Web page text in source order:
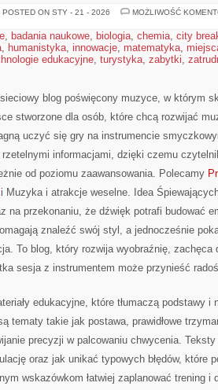
POSTED ON STY - 21 - 2026 MOŻLIWOŚĆ
, badania naukowe, biologia, chemia, city
, humanistyka, innowacje, matematyka,
edukacyjne, turystyka, zabytki,
blog poświęcony muzyce, w którym
stworzone dla osób, które chcą rozwijać
uczyć się gry na instrumencie
informacjami, dzięki czemu
od poziomu zaawansowania. Polecamy
i Muzyka i atrakcje weselne. Idea
na przekonaniu, że dźwięk potrafi budować
znaleźć swój styl, a jednocześnie
To blog, który rozwija wyobraźnię, zachęca
sesja z instrumentem może przynieść
edukacyjne, które tłumaczą podstawy i
tematy takie jak postawa, prawidłowe
precyzji w palcowaniu chwycenia.
oraz jak unikać typowych błędów, które
wskazówkom łatwiej zaplanować trening i